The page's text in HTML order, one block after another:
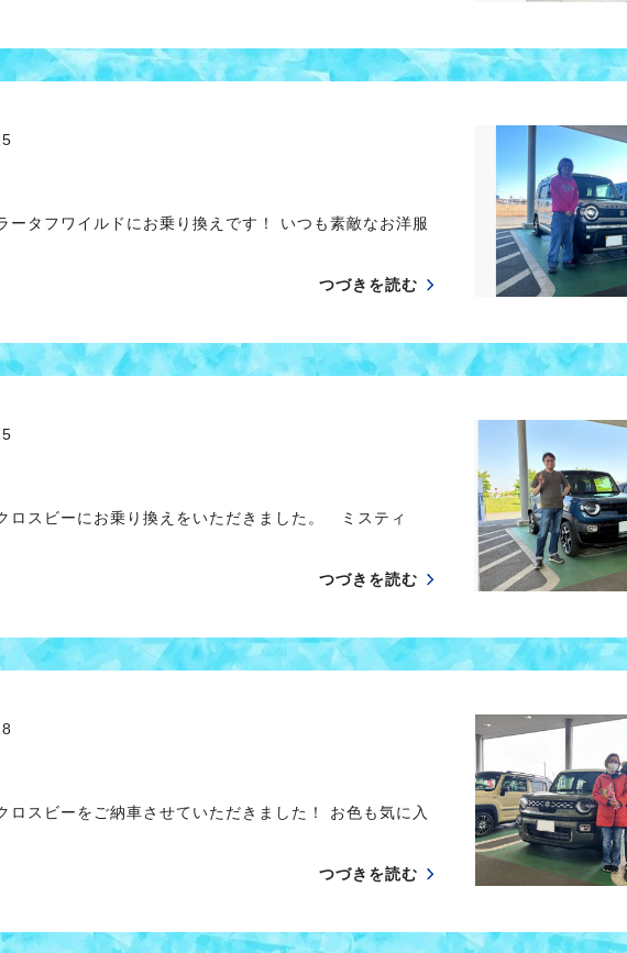
ータフワイルドにお乗り換えです！ いつも素敵なお洋服
つづきを読む
ロスビーにお乗り換えをいただきました。 ミスティ
つづきを読む
ロスビーをご納車させていただきました！ お色も気に入
つづきを読む